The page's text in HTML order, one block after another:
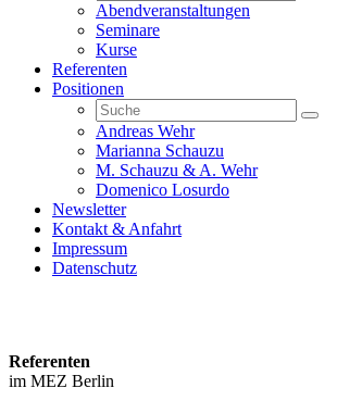
Abendveranstaltungen
Seminare
Kurse
Referenten
Positionen
Andreas Wehr
Marianna Schauzu
M. Schauzu & A. Wehr
Domenico Losurdo
Newsletter
Kontakt & Anfahrt
Impressum
Datenschutz
Referenten
im MEZ Berlin